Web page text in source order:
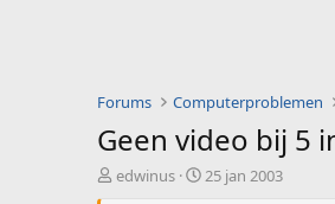
Forums Computerproblemen
Geen video bij 5
O
edwinus
S
25 jan 2003